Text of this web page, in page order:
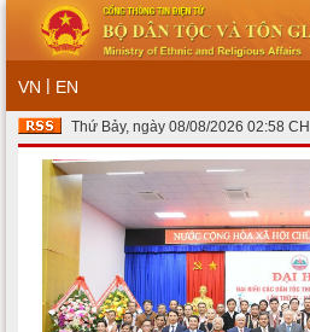
VN | EN
Thứ Bảy, ngày 08/08/2026 02:58 CH